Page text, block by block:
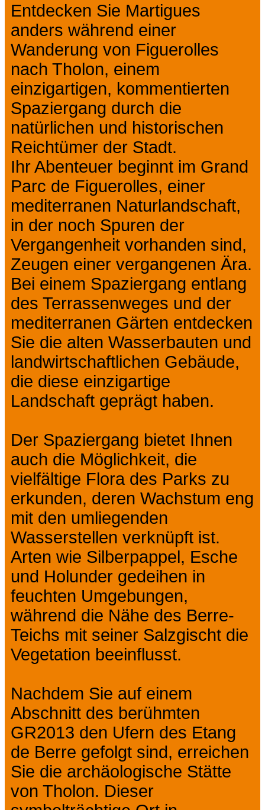
Entdecken Sie Martigues
anders während einer
Wanderung von Figuerolles
nach Tholon, einem
einzigartigen, kommentierten
Spaziergang durch die
natürlichen und historischen
Reichtümer der Stadt.
Ihr Abenteuer beginnt im Grand
Parc de Figuerolles, einer
mediterranen Naturlandschaft,
in der noch Spuren der
Vergangenheit vorhanden sind,
Zeugen einer vergangenen Ära.
Bei einem Spaziergang entlang
des Terrassenweges und der
mediterranen Gärten entdecken
Sie die alten Wasserbauten und
landwirtschaftlichen Gebäude,
die diese einzigartige
Landschaft geprägt haben.
Der Spaziergang bietet Ihnen
auch die Möglichkeit, die
vielfältige Flora des Parks zu
erkunden, deren Wachstum eng
mit den umliegenden
Wasserstellen verknüpft ist.
Arten wie Silberpappel, Esche
und Holunder gedeihen in
feuchten Umgebungen,
während die Nähe des Berre-
Teichs mit seiner Salzgischt die
Vegetation beeinflusst.
Nachdem Sie auf einem
Abschnitt des berühmten
GR2013 den Ufern des Etang
de Berre gefolgt sind, erreichen
Sie die archäologische Stätte
von Tholon. Dieser